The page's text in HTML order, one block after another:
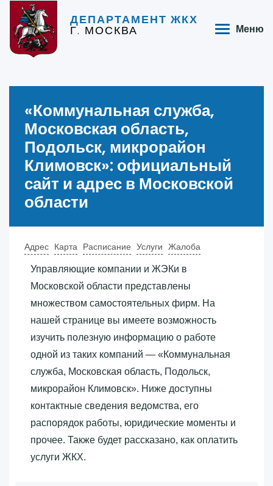
ДЕПАРТАМЕНТ ЖКХ
Г. МОСКВА Меню
«‎Коммунальная служба,
Московская область,
Подольск, микрорайон
Климовск»‎: официальный
сайт и адрес в Московской
области
Адрес Карта Расписание Услуги Жалоба
Управляющие компании и ЖЭКи в
Московской области представлены
множеством самостоятельных фирм. На
нашей странице вы имеете возможность
изучить полезную информацию о работе
одной из таких компаний — «‎Коммунальная
служба, Московская область, Подольск,
микрорайон Климовск»‎. Ниже доступны
контактные сведения ведомства, его
распорядок работы, юридические моменты и
прочее. Также будет рассказано, как оплатить
услуги ЖКХ.